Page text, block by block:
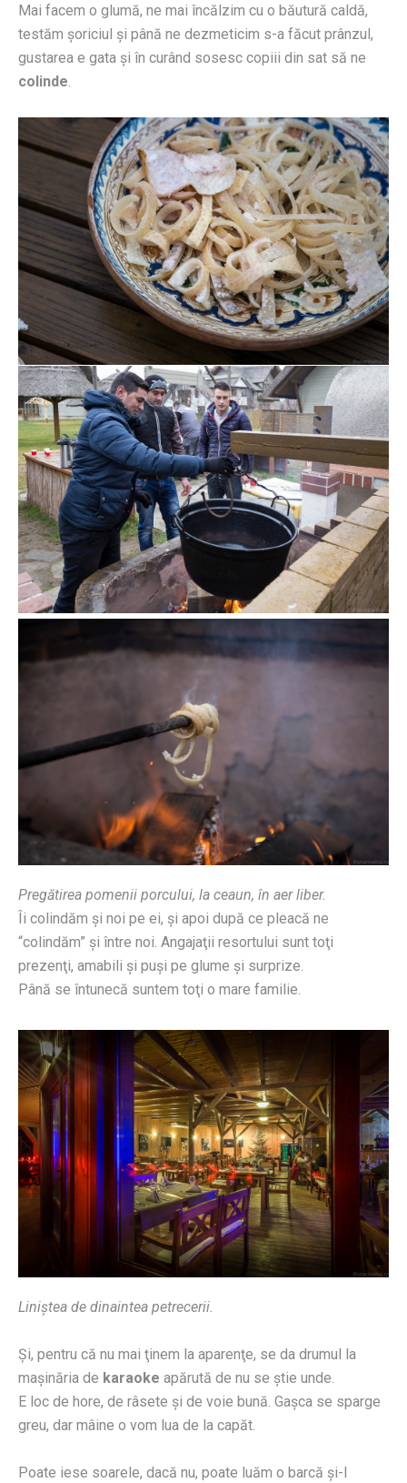
Mai facem o glumă, ne mai încălzim cu o băutură caldă,
testăm şoriciul şi până ne dezmeticim s-a făcut prânzul,
gustarea e gata şi în curând sosesc copiii din sat să ne
colinde.
Pregătirea pomenii porcului, la ceaun, în aer liber.
Îi colindăm şi noi pe ei, şi apoi după ce pleacă ne
“colindăm” şi între noi. Angajaţii resortului sunt toţi
prezenţi, amabili şi puşi pe glume şi surprize.
Până se întunecă suntem toţi o mare familie.
Liniştea de dinaintea petrecerii.
Şi, pentru că nu mai ţinem la aparenţe, se da drumul la
maşinăria de karaoke apărută de nu se ştie unde.
E loc de hore, de râsete şi de voie bună. Gaşca se sparge
greu, dar mâine o vom lua de la capăt.
Poate iese soarele, dacă nu, poate luăm o barcă şi-l